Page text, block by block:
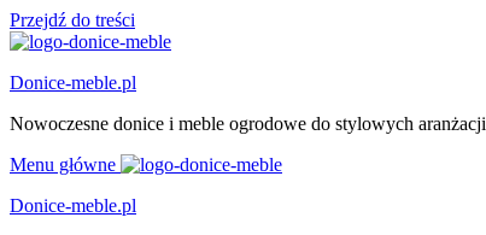
Przejdź do treści
Donice-meble.pl
Nowoczesne donice i meble ogrodowe do stylowych aranżacji
Menu główne
Donice-meble.pl